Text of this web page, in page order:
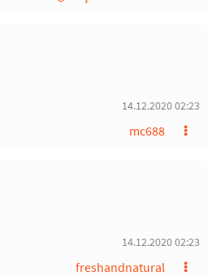
14.12.2020 02:23
mc688
14.12.2020 02:23
freshandnatural